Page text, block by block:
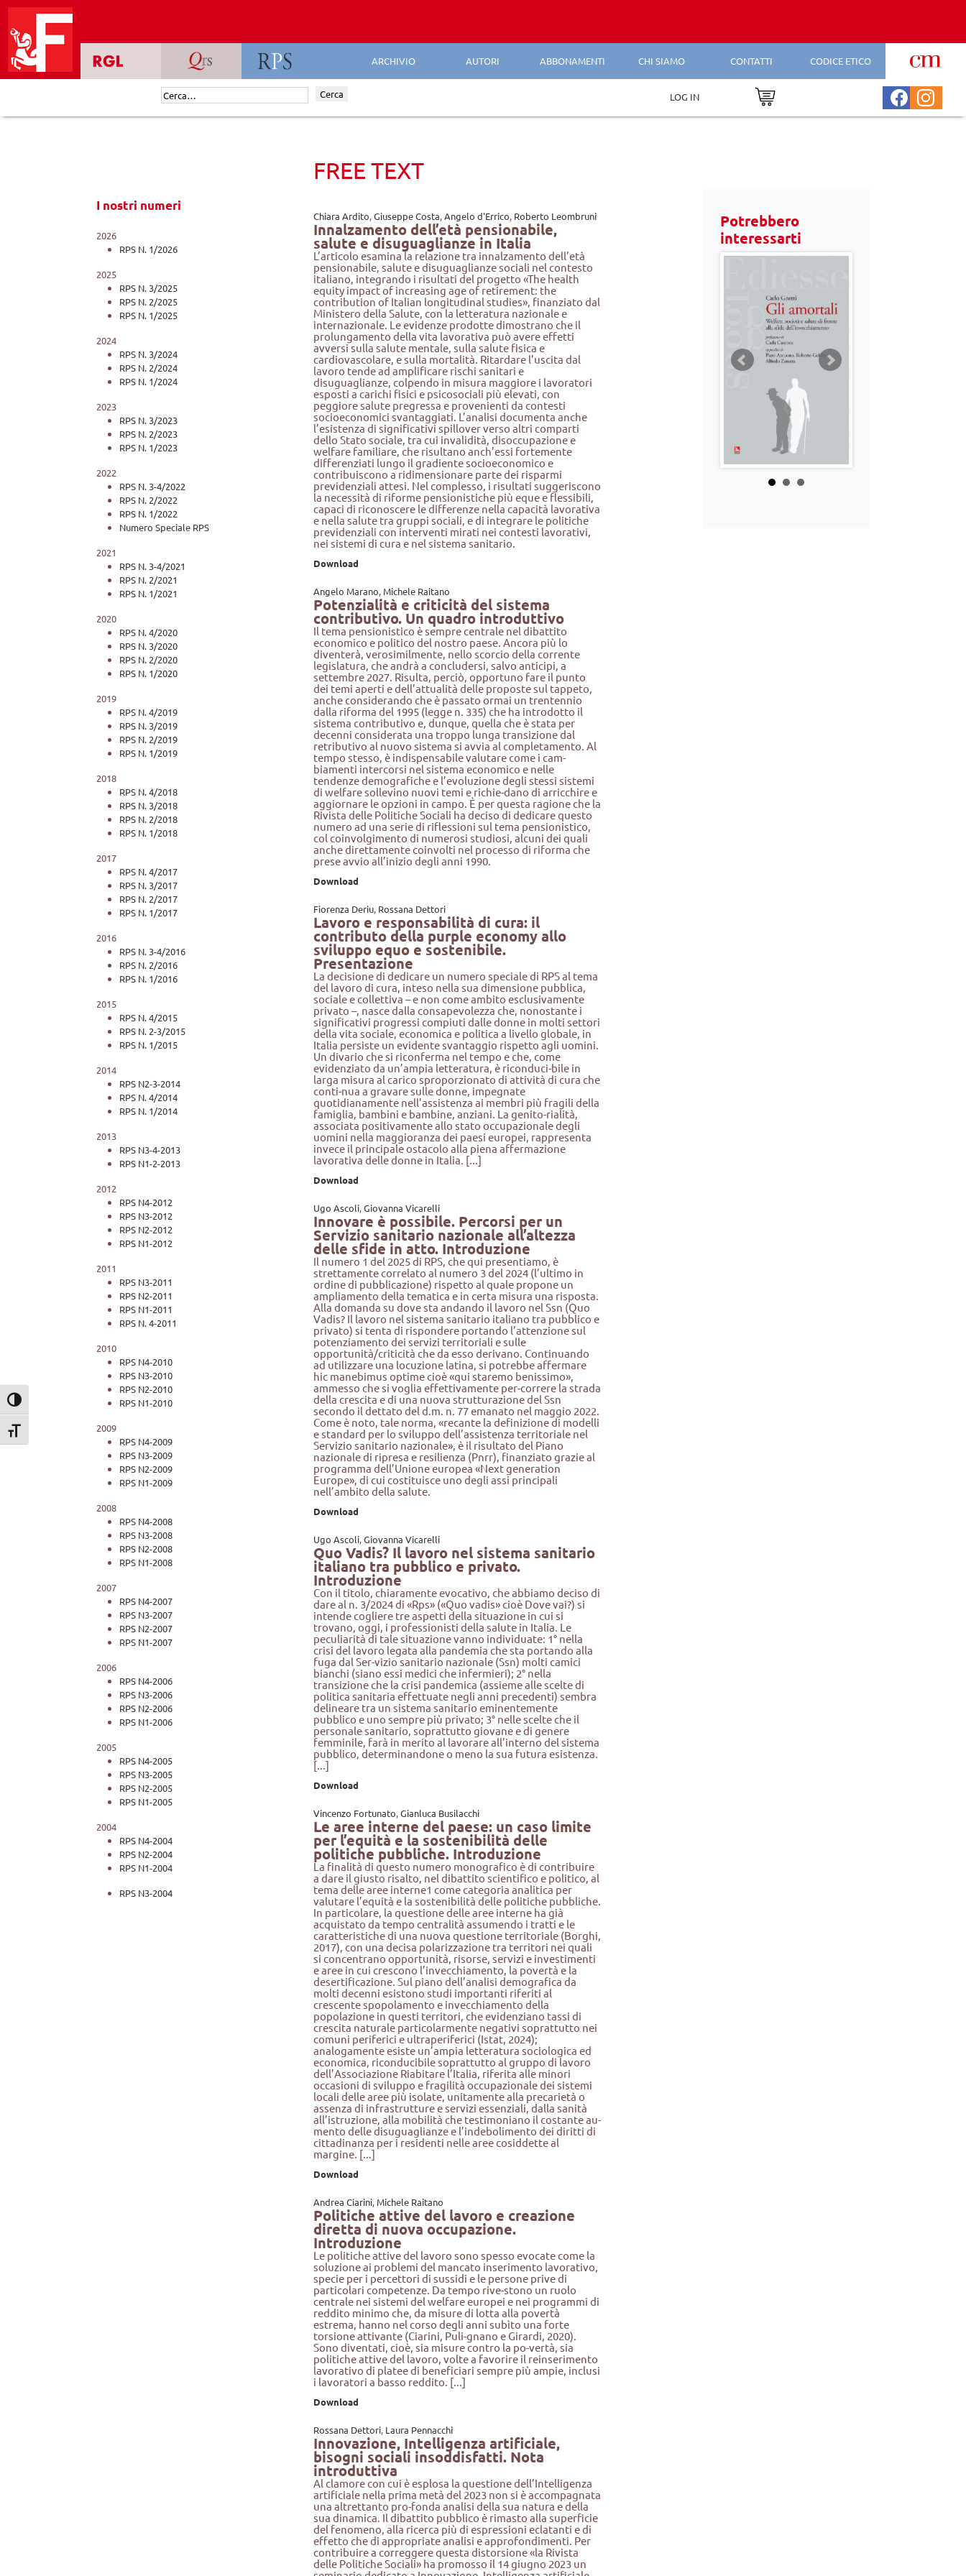
Attiva/disattiva alto contrasto
Attiva/disattiva dimensione testo
Skip
content
ARCHIVIO AUTORI ABBONAMENTI CHI SIAMO CONTATTI CODICE ETICO
Cerca: Cerca LOG IN
I nostri numeri
2026
RPS N. 1/2026
2025
RPS N. 3/2025
RPS N. 2/2025
RPS N. 1/2025
2024
RPS N. 3/2024
RPS N. 2/2024
RPS N. 1/2024
2023
RPS N. 3/2023
RPS N. 2/2023
RPS N. 1/2023
2022
RPS N. 3-4/2022
RPS N. 2/2022
RPS N. 1/2022
Numero Speciale RPS
2021
RPS N. 3-4/2021
RPS N. 2/2021
RPS N. 1/2021
2020
RPS N. 4/2020
RPS N. 3/2020
RPS N. 2/2020
RPS N. 1/2020
2019
RPS N. 4/2019
RPS N. 3/2019
RPS N. 2/2019
RPS N. 1/2019
2018
RPS N. 4/2018
RPS N. 3/2018
RPS N. 2/2018
RPS N. 1/2018
2017
RPS N. 4/2017
RPS N. 3/2017
RPS N. 2/2017
RPS N. 1/2017
2016
RPS N. 3-4/2016
RPS N. 2/2016
RPS N. 1/2016
2015
RPS N. 4/2015
RPS N. 2-3/2015
RPS N. 1/2015
2014
RPS N2-3-2014
RPS N. 4/2014
RPS N. 1/2014
2013
RPS N3-4-2013
RPS N1-2-2013
2012
RPS N4-2012
RPS N3-2012
RPS N2-2012
RPS N1-2012
2011
RPS N3-2011
RPS N2-2011
RPS N1-2011
RPS N. 4-2011
2010
RPS N4-2010
RPS N3-2010
RPS N2-2010
RPS N1-2010
2009
RPS N4-2009
RPS N3-2009
RPS N2-2009
RPS N1-2009
2008
RPS N4-2008
RPS N3-2008
RPS N2-2008
RPS N1-2008
2007
RPS N4-2007
RPS N3-2007
RPS N2-2007
RPS N1-2007
2006
RPS N4-2006
RPS N3-2006
RPS N2-2006
RPS N1-2006
2005
RPS N4-2005
RPS N3-2005
RPS N2-2005
RPS N1-2005
2004
RPS N4-2004
RPS N2-2004
RPS N1-2004
RPS N3-2004
FREE TEXT
Chiara Ardito,Giuseppe Costa,Angelo d'Errico, Roberto Leombruni
Innalzamento dell’età pensionabile,
salute e disuguaglianze in Italia
L’articolo esamina la relazione tra innalzamento dell’età
pensionabile, salute e disuguaglianze sociali nel contesto
italiano, integrando i risultati del progetto «The health
equity impact of increasing age of retirement: the
contribution of Italian longitudinal studies», finanziato dal
Ministero della Salute, con la letteratura nazionale e
internazionale. Le evidenze prodotte dimostrano che il
prolungamento della vita lavorativa può avere effetti
avversi sulla salute mentale, sulla salute fisica e
cardiovascolare, e sulla mortalità. Ritardare l’uscita dal
lavoro tende ad amplificare rischi sanitari e
disuguaglianze, colpendo in misura maggiore i lavoratori
esposti a carichi fisici e psicosociali più elevati, con
peggiore salute pregressa e provenienti da contesti
socioeconomici svantaggiati. L’analisi documenta anche
l’esistenza di significativi spillover verso altri comparti
dello Stato sociale, tra cui invalidità, disoccupazione e
welfare familiare, che risultano anch’essi fortemente
differenziati lungo il gradiente socioeconomico e
contribuiscono a ridimensionare parte dei risparmi
previdenziali attesi. Nel complesso, i risultati suggeriscono
la necessità di riforme pensionistiche più eque e flessibili,
capaci di riconoscere le differenze nella capacità lavorativa
e nella salute tra gruppi sociali, e di integrare le politiche
previdenziali con interventi mirati nei contesti lavorativi,
nei sistemi di cura e nel sistema sanitario.
Download
Angelo Marano, Michele Raitano
Potenzialità e criticità del sistema
contributivo. Un quadro introduttivo
Il tema pensionistico è sempre centrale nel dibattito
economico e politico del nostro paese. Ancora più lo
diventerà, verosimilmente, nello scorcio della corrente
legislatura, che andrà a concludersi, salvo anticipi, a
settembre 2027. Risulta, perciò, opportuno fare il punto
dei temi aperti e dell’attualità delle proposte sul tappeto,
anche considerando che è passato ormai un trentennio
dalla riforma del 1995 (legge n. 335) che ha introdotto il
sistema contributivo e, dunque, quella che è stata per
decenni considerata una troppo lunga transizione dal
retributivo al nuovo sistema si avvia al completamento. Al
tempo stesso, è indispensabile valutare come i cam-
biamenti intercorsi nel sistema economico e nelle
tendenze demografiche e l’evoluzione degli stessi sistemi
di welfare sollevino nuovi temi e richie-dano di arricchire e
aggiornare le opzioni in campo. È per questa ragione che la
Rivista delle Politiche Sociali ha deciso di dedicare questo
numero ad una serie di riflessioni sul tema pensionistico,
col coinvolgimento di numerosi studiosi, alcuni dei quali
anche direttamente coinvolti nel processo di riforma che
prese avvio all’inizio degli anni 1990.
Download
Fiorenza Deriu, Rossana Dettori
Lavoro e responsabilità di cura: il
contributo della purple economy allo
sviluppo equo e sostenibile.
Presentazione
La decisione di dedicare un numero speciale di RPS al tema
del lavoro di cura, inteso nella sua dimensione pubblica,
sociale e collettiva – e non come ambito esclusivamente
privato –, nasce dalla consapevolezza che, nonostante i
significativi progressi compiuti dalle donne in molti settori
della vita sociale, economica e politica a livello globale, in
Italia persiste un evidente svantaggio rispetto agli uomini.
Un divario che si riconferma nel tempo e che, come
evidenziato da un’ampia letteratura, è riconduci-bile in
larga misura al carico sproporzionato di attività di cura che
conti-nua a gravare sulle donne, impegnate
quotidianamente nell’assistenza ai membri più fragili della
famiglia, bambini e bambine, anziani. La genito-rialità,
associata positivamente allo stato occupazionale degli
uomini nella maggioranza dei paesi europei, rappresenta
invece il principale ostacolo alla piena affermazione
lavorativa delle donne in Italia. [...]
Download
Ugo Ascoli,Giovanna Vicarelli
Innovare è possibile. Percorsi per un
Servizio sanitario nazionale all’altezza
delle sfide in atto. Introduzione
Il numero 1 del 2025 di RPS, che qui presentiamo, è
strettamente correlato al numero 3 del 2024 (l’ultimo in
ordine di pubblicazione) rispetto al quale propone un
ampliamento della tematica e in certa misura una risposta.
Alla domanda su dove sta andando il lavoro nel Ssn (Quo
Vadis? Il lavoro nel sistema sanitario italiano tra pubblico e
privato) si tenta di rispondere portando l’attenzione sul
potenziamento dei servizi territoriali e sulle
opportunità/criticità che da esso derivano. Continuando
ad utilizzare una locuzione latina, si potrebbe affermare
hic manebimus optime cioè «qui staremo benissimo»,
ammesso che si voglia effettivamente per-correre la strada
della crescita e di una nuova strutturazione del Ssn
secondo il dettato del d.m. n. 77 emanato nel maggio 2022.
Come è noto, tale norma, «recante la definizione di modelli
e standard per lo sviluppo dell’assistenza territoriale nel
Servizio sanitario nazionale», è il risultato del Piano
nazionale di ripresa e resilienza (Pnrr), finanziato grazie al
programma dell’Unione europea «Next generation
Europe», di cui costituisce uno degli assi principali
nell’ambito della salute.
Download
Ugo Ascoli,Giovanna Vicarelli
Quo Vadis? Il lavoro nel sistema sanitario
italiano tra pubblico e privato.
Introduzione
Con il titolo, chiaramente evocativo, che abbiamo deciso di
dare al n. 3/2024 di «Rps» («Quo vadis» cioè Dove vai?) si
intende cogliere tre aspetti della situazione in cui si
trovano, oggi, i professionisti della salute in Italia. Le
peculiarità di tale situazione vanno individuate: 1° nella
crisi del lavoro legata alla pandemia che sta portando alla
fuga dal Ser-vizio sanitario nazionale (Ssn) molti camici
bianchi (siano essi medici che infermieri); 2° nella
transizione che la crisi pandemica (assieme alle scelte di
politica sanitaria effettuate negli anni precedenti) sembra
delineare tra un sistema sanitario eminentemente
pubblico e uno sempre più privato; 3° nelle scelte che il
personale sanitario, soprattutto giovane e di genere
femminile, farà in merito al lavorare all’interno del sistema
pubblico, determinandone o meno la sua futura esistenza.
[...]
Download
Vincenzo Fortunato,Gianluca Busilacchi
Le aree interne del paese: un caso limite
per l’equità e la sostenibilità delle
politiche pubbliche. Introduzione
La finalità di questo numero monografico è di contribuire
a dare il giusto risalto, nel dibattito scientifico e politico, al
tema delle aree interne1 come categoria analitica per
valutare l’equità e la sostenibilità delle politiche pubbliche.
In particolare, la questione delle aree interne ha già
acquistato da tempo centralità assumendo i tratti e le
caratteristiche di una nuova questione territoriale (Borghi,
2017), con una decisa polarizzazione tra territori nei quali
si concentrano opportunità, risorse, servizi e investimenti
e aree in cui crescono l’invecchiamento, la povertà e la
desertificazione. Sul piano dell’analisi demografica da
molti decenni esistono studi importanti riferiti al
crescente spopolamento e invecchiamento della
popolazione in questi territori, che evidenziano tassi di
crescita naturale particolarmente negativi soprattutto nei
comuni periferici e ultraperiferici (Istat, 2024);
analogamente esiste un’ampia letteratura sociologica ed
economica, riconducibile soprattutto al gruppo di lavoro
dell’Associazione Riabitare l’Italia, riferita alle minori
occasioni di sviluppo e fragilità occupazionale dei sistemi
locali delle aree più isolate, unitamente alla precarietà o
assenza di infrastrutture e servizi essenziali, dalla sanità
all’istruzione, alla mobilità che testimoniano il costante au-
mento delle disuguaglianze e l’indebolimento dei diritti di
cittadinanza per i residenti nelle aree cosiddette al
margine. [...]
Download
Andrea Ciarini, Michele Raitano
Politiche attive del lavoro e creazione
diretta di nuova occupazione.
Introduzione
Le politiche attive del lavoro sono spesso evocate come la
soluzione ai problemi del mancato inserimento lavorativo,
specie per i percettori di sussidi e le persone prive di
particolari competenze. Da tempo rive-stono un ruolo
centrale nei sistemi del welfare europei e nei programmi di
reddito minimo che, da misure di lotta alla povertà
estrema, hanno nel corso degli anni subìto una forte
torsione attivante (Ciarini, Puli-gnano e Girardi, 2020).
Sono diventati, cioè, sia misure contro la po-vertà, sia
politiche attive del lavoro, volte a favorire il reinserimento
lavorativo di platee di beneficiari sempre più ampie, inclusi
i lavoratori a basso reddito. [...]
Download
Rossana Dettori, Laura Pennacchi
Innovazione, Intelligenza artificiale,
bisogni sociali insoddisfatti. Nota
introduttiva
Al clamore con cui è esplosa la questione dell’Intelligenza
artificiale nella prima metà del 2023 non si è accompagnata
una altrettanto pro-fonda analisi della sua natura e della
sua dinamica. Il dibattito pubblico è rimasto alla superficie
del fenomeno, alla ricerca più di espressioni eclatanti e di
effetto che di appropriate analisi e approfondimenti. Per
contribuire a correggere questa distorsione «la Rivista
delle Politiche Sociali» ha promosso il 14 giugno 2023 un
Potrebbero
interessarti